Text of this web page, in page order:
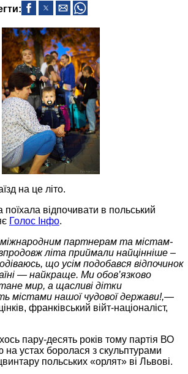
на це літо.
поїхала відпочивати в польський
Голос Інфо.
партнерам та містам-
літа приймали найцінніше –
що усім подобався відпочинок
— найкраще. Ми обов’язково
мир, а щасливі дітки
містами нашої чудової держави!,—
франківський війт‑націоналіст,
пару‑десять років тому партія ВО
устах боролася з скульптурами
польських «орлят» ві Львові.